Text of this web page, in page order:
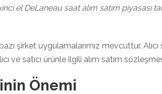
el DeLaneau saat alım satım piyasası
şirket uygulamalarımız mevcuttur. Alıcı
ve satıcı ürünle ilgili alım satım
Önemi